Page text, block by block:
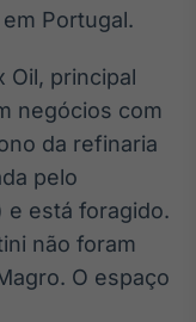
Portugal.
Oil, principal
negócios com
da refinaria
pelo
e está foragido.
não foram
O espaço